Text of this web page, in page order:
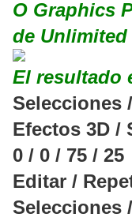
O Graphics
de Unlimited
El resultado
Selecciones
Efectos 3D /
0 / 0 / 75 /
Editar /
Selecciones